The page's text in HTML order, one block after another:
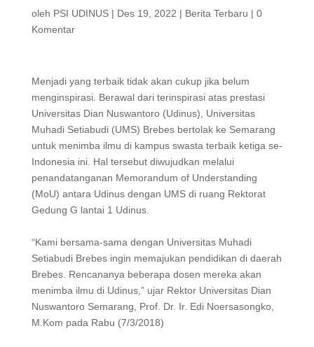
oleh PSI UDINUS| Des 19, 2022 | Berita Terbaru | 0
Komentar
Menjadi yang terbaik tidak akan cukup jika belum
menginspirasi. Berawal dari terinspirasi atas prestasi
Universitas Dian Nuswantoro (Udinus), Universitas
Muhadi Setiabudi (UMS) Brebes bertolak ke Semarang
untuk menimba ilmu di kampus swasta terbaik ketiga se-
Indonesia ini. Hal tersebut diwujudkan melalui
penandatanganan Memorandum of Understanding
(MoU) antara Udinus dengan UMS di ruang Rektorat
Gedung G lantai 1 Udinus.
“Kami bersama-sama dengan Universitas Muhadi
Setiabudi Brebes ingin memajukan pendidikan di daerah
Brebes. Rencananya beberapa dosen mereka akan
menimba ilmu di Udinus,” ujar Rektor Universitas Dian
Nuswantoro Semarang, Prof. Dr. Ir. Edi Noersasongko,
M.Kom pada Rabu (7/3/2018)